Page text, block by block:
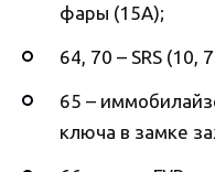
фары (15А);
64, 70 – SRS (10,
65 –
ключа в замке